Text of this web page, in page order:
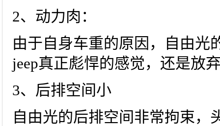
2、动力肉：
由于自身车重的原因，自由光
jeep真正彪悍的感觉，还是放
3、后排空间小
自由光的后排空间非常拘束，